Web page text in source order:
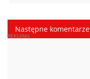
Następne komentarze